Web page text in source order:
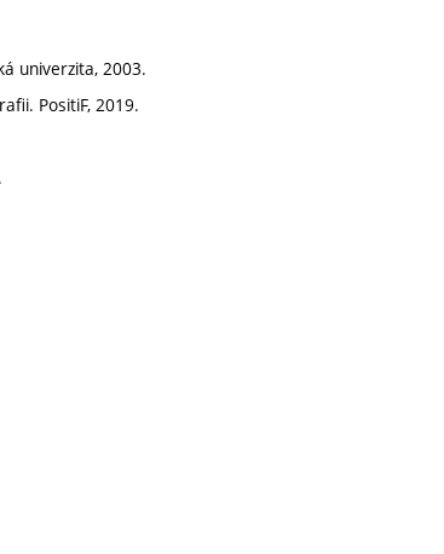
univerzita, 2003.
PositiF, 2019.